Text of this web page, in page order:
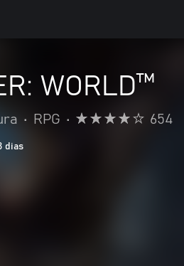
WORLD™
• RPG • 654
dias